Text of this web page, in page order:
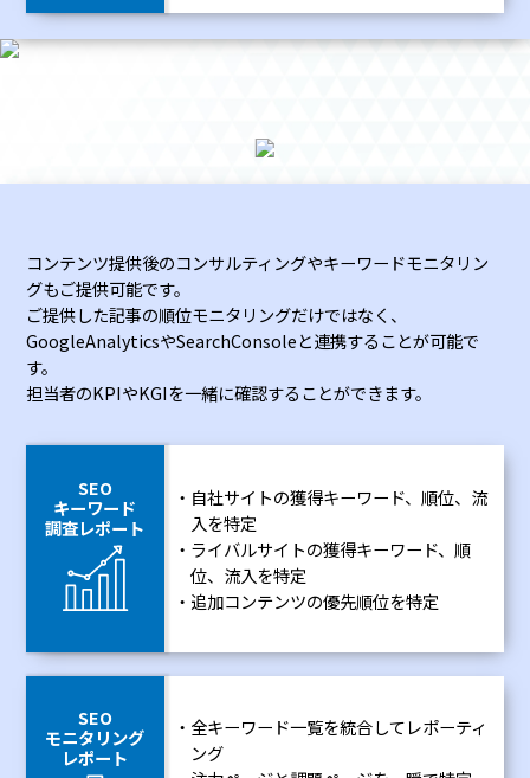
コンテンツ提供後のコンサルティングやキーワードモニタリン
グもご提供可能です。
ご提供した記事の順位モニタリングだけではなく、
GoogleAnalyticsやSearchConsoleと連携することが可能で
す。
担当者のKPIやKGIを一緒に確認することができます。
SEO
キーワード
調査レポート
自社サイトの獲得キーワード、順位、流
入を特定
ライバルサイトの獲得キーワード、順
位、流入を特定
追加コンテンツの優先順位を特定
SEO
モニタリング
レポート
全キーワード一覧を統合してレポーティ
ング